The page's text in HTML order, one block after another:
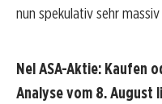
nun spekulativ sehr
Nel ASA-Aktie: Kaufen
Analyse vom 8.